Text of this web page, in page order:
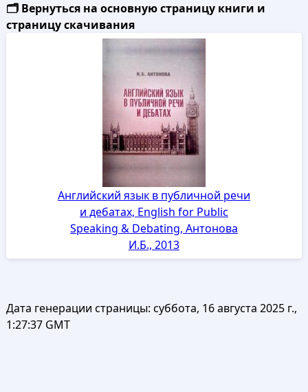
🗂️ Вернуться на основную страницу книги и
страницу скачивания
Английский язык в публичной речи
и дебатах, English for Public
Speaking & Debating, Антонова
И.Б., 2013
Дата генерации страницы: суббота, 16 августа 2025 г.,
1:27:37 GMT